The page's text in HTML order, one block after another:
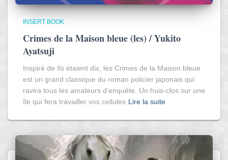
INSERT BOOK
Crimes de la Maison bleue (les) / Yukito
Ayatsuji
Inspiré de Ils étaient dix, les Crimes de la Maison bleue
est un grand classique du roman policier japonais qui
ravira tous les amateurs d’enquête. Un huis-clos sur une
île qui fera travailler vos cellules Lire la suite